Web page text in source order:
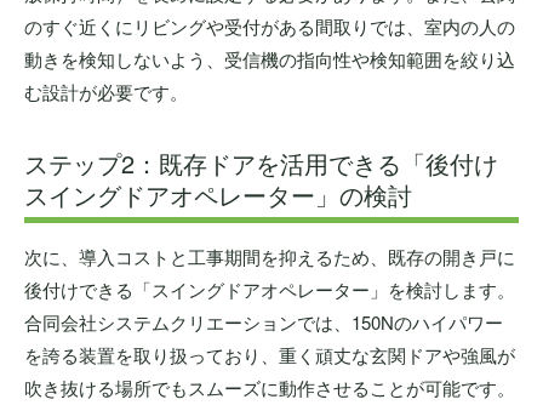
のすぐ近くにリビングや受付がある間取りでは、室内の人の
動きを検知しないよう、受信機の指向性や検知範囲を絞り込
む設計が必要です。
ステップ2：既存ドアを活用できる「後付け
スイングドアオペレーター」の検討
次に、導入コストと工事期間を抑えるため、既存の開き戸に
後付けできる「スイングドアオペレーター」を検討します。
合同会社システムクリエーションでは、150Nのハイパワー
を誇る装置を取り扱っており、重く頑丈な玄関ドアや強風が
吹き抜ける場所でもスムーズに動作させることが可能です。